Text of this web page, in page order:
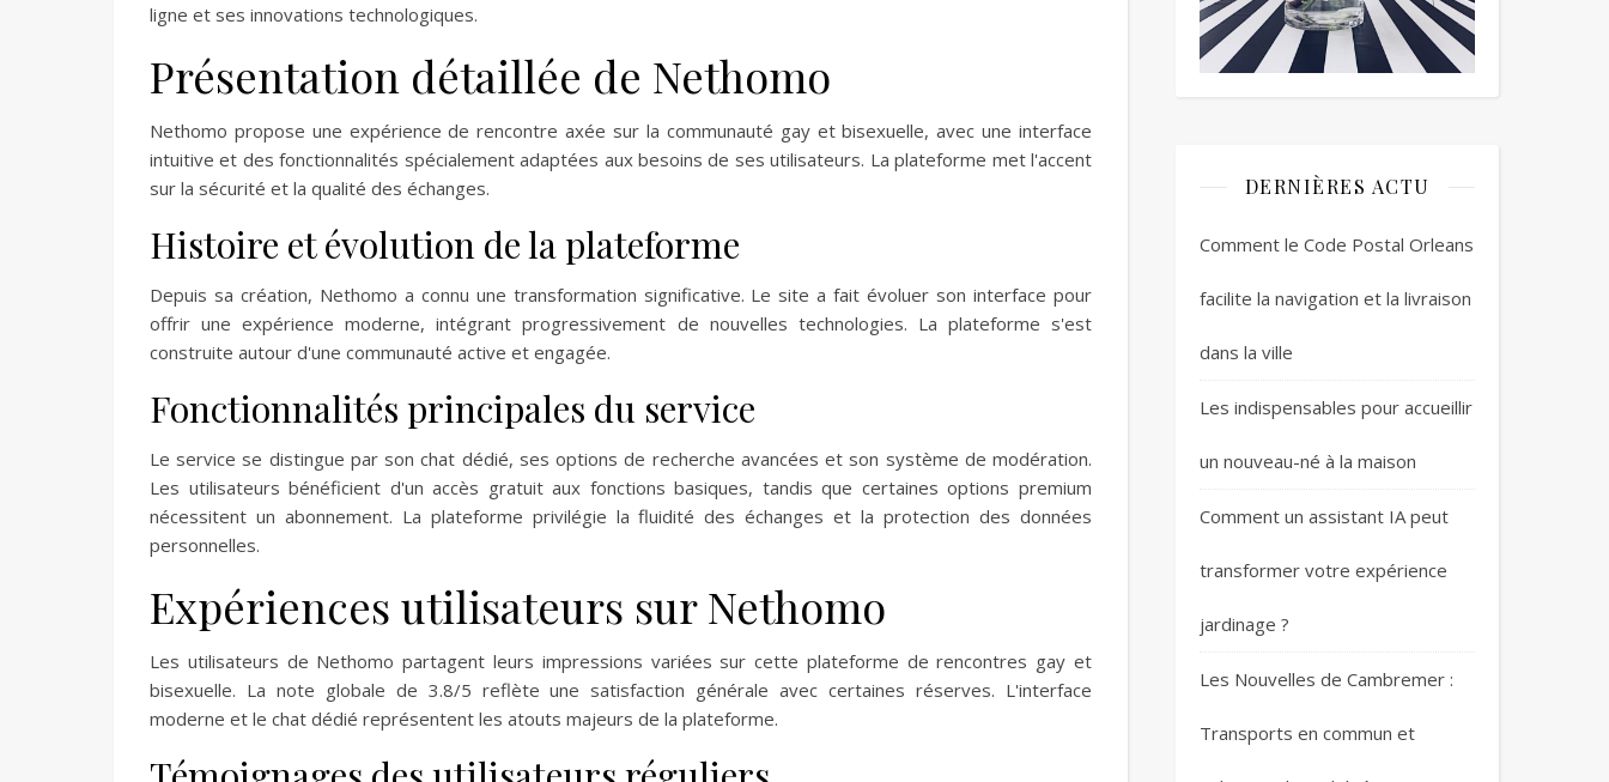
ligne et ses innovations technologiques.
Présentation détaillée de Nethomo
Nethomo propose une expérience de rencontre axée sur la communauté gay et bisexuelle, avec une interface
intuitive et des fonctionnalités spécialement adaptées aux besoins de ses utilisateurs. La plateforme met l'accent
sur la sécurité et la qualité des échanges.
Histoire et évolution de la plateforme
Depuis sa création, Nethomo a connu une transformation significative. Le site a fait évoluer son interface pour
offrir une expérience moderne, intégrant progressivement de nouvelles technologies. La plateforme s'est
construite autour d'une communauté active et engagée.
Fonctionnalités principales du service
Le service se distingue par son chat dédié, ses options de recherche avancées et son système de modération.
Les utilisateurs bénéficient d'un accès gratuit aux fonctions basiques, tandis que certaines options premium
nécessitent un abonnement. La plateforme privilégie la fluidité des échanges et la protection des données
personnelles.
Expériences utilisateurs sur Nethomo
Les utilisateurs de Nethomo partagent leurs impressions variées sur cette plateforme de rencontres gay et
bisexuelle. La note globale de 3.8/5 reflète une satisfaction générale avec certaines réserves. L'interface
moderne et le chat dédié représentent les atouts majeurs de la plateforme.
DERNIÈRES ACTU
Comment le Code Postal Orleans
facilite la navigation et la livraison
dans la ville
Les indispensables pour accueillir
un nouveau-né à la maison
Comment un assistant IA peut
transformer votre expérience
jardinage ?
Les Nouvelles de Cambremer :
Transports en commun et